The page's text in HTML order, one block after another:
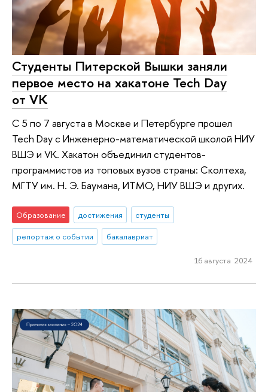
Студенты Питерской Вышки заняли
первое место на хакатоне Tech Day
от VK
С 5 по 7 августа в Москве и Петербурге прошел
Tech Day с Инженерно-математической школой НИУ
ВШЭ и VK. Хакатон объединил студентов-
программистов из топовых вузов страны: Сколтеха,
МГТУ им. Н. Э. Баумана, ИТМО, НИУ ВШЭ и других.
Образование достижения
студенты
репортаж о событии
бакалавриат
16 августа 2024